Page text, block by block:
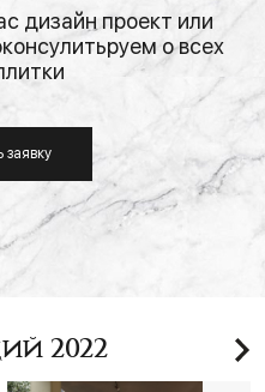
дизайн проект или
о всех
заявку
2022